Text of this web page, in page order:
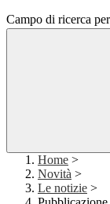
Campo di ricerca
Home >
Novità >
Le notizie >